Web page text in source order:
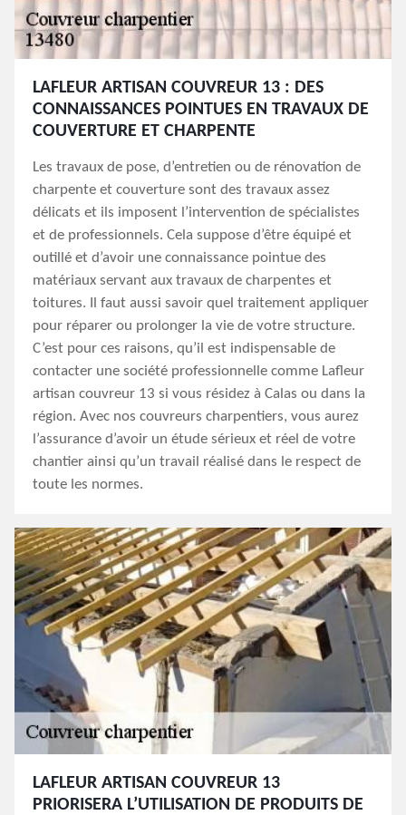
LAFLEUR ARTISAN COUVREUR 13 : DES
CONNAISSANCES POINTUES EN TRAVAUX DE
COUVERTURE ET CHARPENTE
Les travaux de pose, d’entretien ou de rénovation de
charpente et couverture sont des travaux assez
délicats et ils imposent l’intervention de spécialistes
et de professionnels. Cela suppose d’être équipé et
outillé et d’avoir une connaissance pointue des
matériaux servant aux travaux de charpentes et
toitures. Il faut aussi savoir quel traitement appliquer
pour réparer ou prolonger la vie de votre structure.
C’est pour ces raisons, qu’il est indispensable de
contacter une société professionnelle comme Lafleur
artisan couvreur 13 si vous résidez à Calas ou dans la
région. Avec nos couvreurs charpentiers, vous aurez
l’assurance d’avoir un étude sérieux et réel de votre
chantier ainsi qu’un travail réalisé dans le respect de
toute les normes.
LAFLEUR ARTISAN COUVREUR 13
PRIORISERA L’UTILISATION DE PRODUITS DE